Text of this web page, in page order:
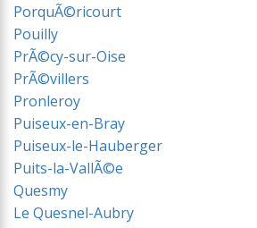
PorquÃ©ricourt
Pouilly
PrÃ©cy-sur-Oise
PrÃ©villers
Pronleroy
Puiseux-en-Bray
Puiseux-le-Hauberger
Puits-la-VallÃ©e
Quesmy
Le Quesnel-Aubry